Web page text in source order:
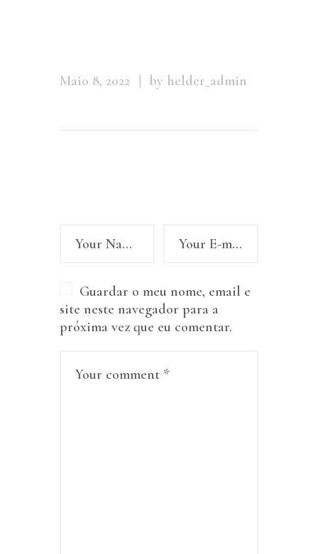
Maio 8, 2022 by helder_admin
Guardar o meu nome, email e
site neste navegador para a
próxima vez que eu comentar.